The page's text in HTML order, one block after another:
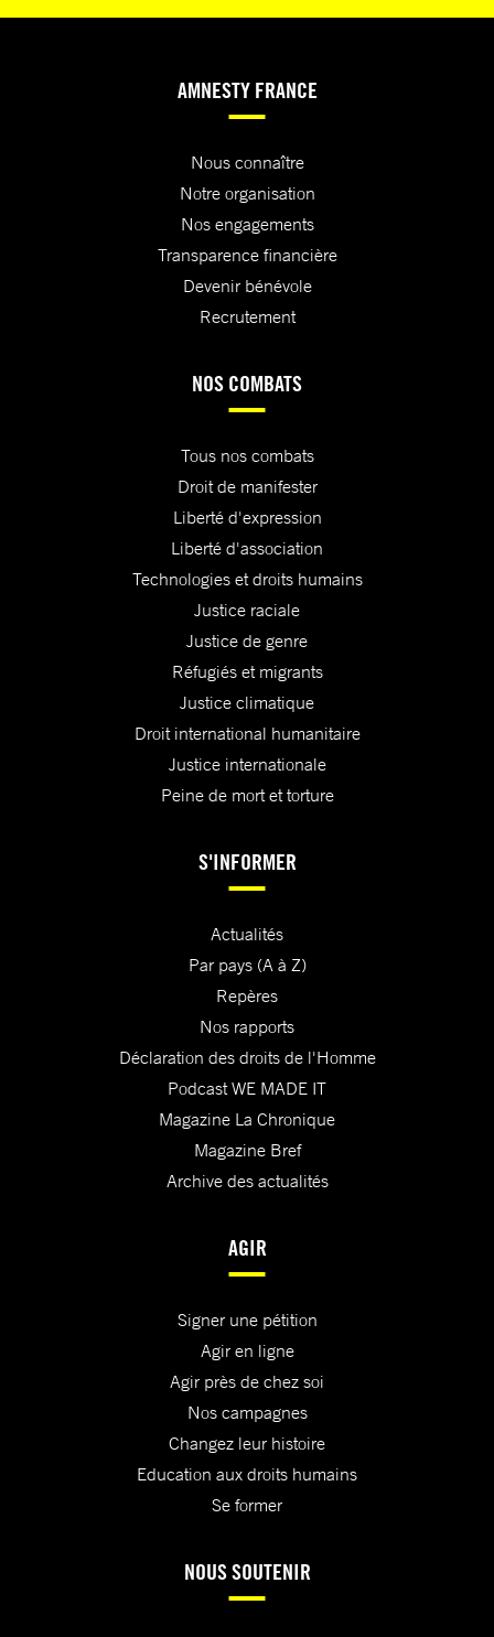
AMNESTY FRANCE
Nous connaître
Notre organisation
Nos engagements
Transparence financière
Devenir bénévole
Recrutement
NOS COMBATS
Tous nos combats
Droit de manifester
Liberté d'expression
Liberté d'association
Technologies et droits humains
Justice raciale
Justice de genre
Réfugiés et migrants
Justice climatique
Droit international humanitaire
Justice internationale
Peine de mort et torture
S'INFORMER
Actualités
Par pays (A à Z)
Repères
Nos rapports
Déclaration des droits de l'Homme
Podcast WE MADE IT
Magazine La Chronique
Magazine Bref
Archive des actualités
AGIR
Signer une pétition
Agir en ligne
Agir près de chez soi
Nos campagnes
Changez leur histoire
Education aux droits humains
Se former
NOUS SOUTENIR